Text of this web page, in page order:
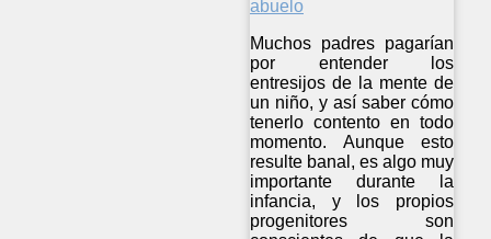
Muchos padres pagarían
por entender los
entresijos de la mente de
un niño, y así saber cómo
tenerlo contento en todo
momento. Aunque esto
resulte banal, es algo muy
importante durante la
infancia, y los propios
progenitores son